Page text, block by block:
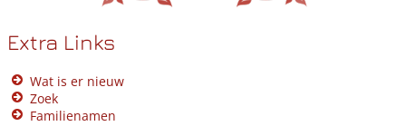
Extra Links
Wat is er nieuw
Zoek
Familienamen